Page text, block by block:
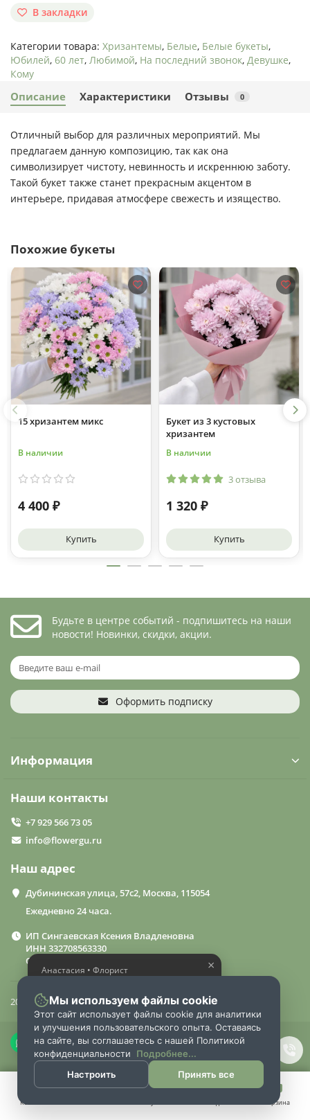
В закладки
Категории товара: Хризантемы, Белые, Белые букеты,
Юбилей, 60 лет, Любимой, На последний звонок, Девушке,
Кому
Описание Характеристики Отзывы 0
Отличный выбор для различных мероприятий. Мы
предлагаем данную композицию, так как она
символизирует чистоту, невинность и искреннюю заботу.
Такой букет также станет прекрасным акцентом в
интерьере, придавая атмосфере свежесть и изящество.
Похожие букеты
15 хризантем микс
В наличии
4 400 ₽
Купить
Букет из 3 кустовых
хризантем
В наличии
3 отзыва
1 320 ₽
Купить
Будьте в центре событий - подпишитесь на наши
новости! Новинки, скидки, акции.
Оформить подписку
Информация
Наши контакты
+7 929 566 73 05
info@flowergu.ru
Наш адрес
Дубининская улица, 57с2, Москва, 115054
Ежедневно 24 часа.
ИП Сингаевская Ксения Владленовна
ИНН 332708563330
ОГРН 310332714600015
2024 «FlowerGuru»
×
Анастасия • Флорист
букет
Мы используем файлы cookie
Этот сайт использует файлы cookie для аналитики
и улучшения пользовательского опыта. Оставаясь
на сайте, вы соглашаетесь с нашей Политикой
конфиденциальности
Подробнее...
Настроить
Принять все
Каталог Корзина